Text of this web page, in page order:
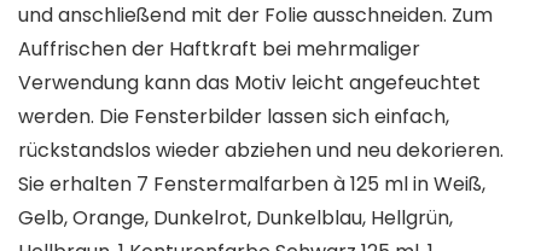
und anschließend mit der Folie ausschneiden. Zum
Auffrischen der Haftkraft bei mehrmaliger
Verwendung kann das Motiv leicht angefeuchtet
werden. Die Fensterbilder lassen sich einfach,
rückstandslos wieder abziehen und neu dekorieren.
Sie erhalten 7 Fenstermalfarben à 125 ml in Weiß,
Gelb, Orange, Dunkelrot, Dunkelblau, Hellgrün,